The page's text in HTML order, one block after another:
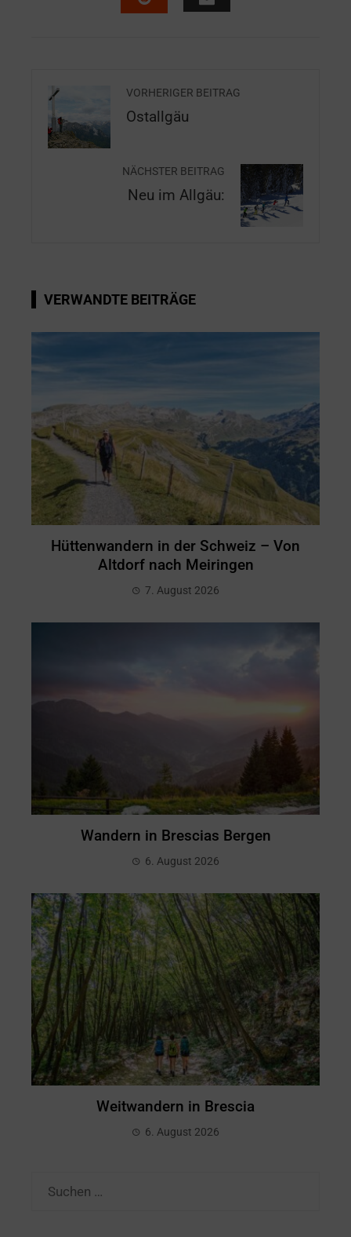
VORHERIGER BEITRAG
Ostallgäu
NÄCHSTER BEITRAG
Neu im Allgäu:
VERWANDTE BEITRÄGE
Hüttenwandern in der Schweiz – Von
Altdorf nach Meiringen
7. August 2026
Wandern in Brescias Bergen
6. August 2026
Weitwandern in Brescia
6. August 2026